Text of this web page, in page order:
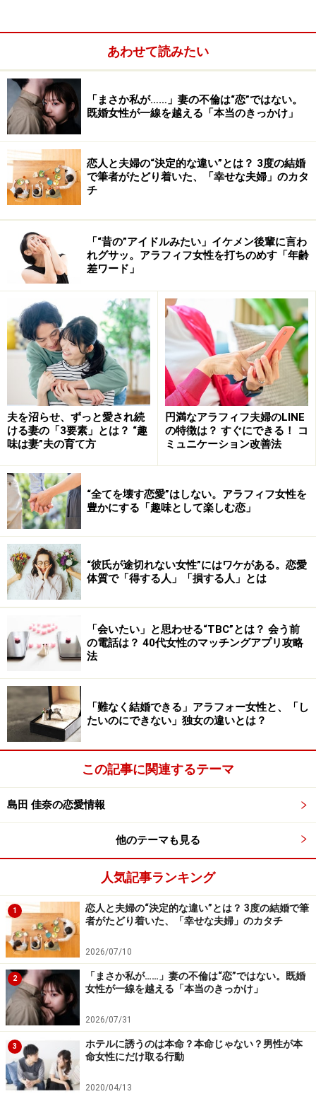
別れを切り出したほうよりも、相手から別れを切り出さ
れたほうが、傷も深くなります。話してくれるようであ
れば、ある程度の事情は聞いておいたほうがベター。離
婚原因を思い出させるようなこと（暴力、セックスレ
ス、すれ違いなど）に対しては、神経も過敏になりま
す。うっかり地雷を踏まないように。
子どもの有無は無視できない
前の配偶者との間に子どもがいる場合は配慮が必要で
す。シングルマザーであればなおのこと。
ふたりきりでデートをするには、子どもが小さければ預
けなければなりません。留守番できるくらい大きな子ど
もならば、状況を理解できるだけに、精神面のケアが必
要になります。恋愛のために子どもを傷つけるようなこ
とだけは避けて。丸ごと愛せないようであれば、深みに
はまる前に身を引くのが大人の思いやりです。
経済面はやんわりと確かめて
バツイチの人の中には、現在も慰謝料や養育費を支払っ
ている人もいます。具体的に再婚へと進展するまでは個
人の事情ですが、ある程度親しくなったら、さりげなく
実態をインタビューし、考慮してあげるのが思いやりと
いうもの（援助という意味ではありません）。子育て中
のシングルマザーも同様です。
※記事内容は執筆時点のものです。最新の内容をご確認くださ
1/2 次のページへ
あわせて読みたい
「まさか私が……」妻の不倫は“恋”ではない。
既婚女性が一線を越える「本当のきっかけ」
恋人と夫婦の“決定的な違い”とは？ 3度の結婚
で筆者がたどり着いた、「幸せな夫婦」のカタ
チ
「“昔の”アイドルみたい」イケメン後輩に言わ
れグサッ。アラフィフ女性を打ちのめす「年齢
差ワード」
夫を沼らせ、ずっと愛され続
ける妻の「3要素」とは？ “趣
味は妻”夫の育て方
円満なアラフィフ夫婦のLINE
の特徴は？ すぐにできる！ コ
ミュニケーション改善法
“全てを壊す恋愛”はしない。アラフィフ女性を
豊かにする「趣味として楽しむ恋」
“彼氏が途切れない女性”にはワケがある。恋愛
体質で「得する人」「損する人」とは
「会いたい」と思わせる“TBC”とは？ 会う前
の電話は？ 40代女性のマッチングアプリ攻略
法
「難なく結婚できる」アラフォー女性と、「し
たいのにできない」独女の違いとは？
この記事に関連するテーマ
島田 佳奈の恋愛情報
他のテーマも見る
人気記事ランキング
1
恋人と夫婦の“決定的な違い”とは？ 3度の結婚で筆
者がたどり着いた、「幸せな夫婦」のカタチ
2026/07/10
2
「まさか私が……」妻の不倫は“恋”ではない。既婚
女性が一線を越える「本当のきっかけ」
2026/07/31
3
ホテルに誘うのは本命？本命じゃない？男性が本
命女性にだけ取る行動
2020/04/13